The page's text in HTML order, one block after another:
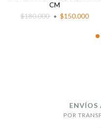
CM
$180.000
$150.000
ENVÍOS
POR